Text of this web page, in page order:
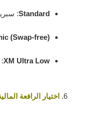
Standard: سبريد يبدأ
(Swap-free)
XM Ultra Low
:
اختيار الرافعة